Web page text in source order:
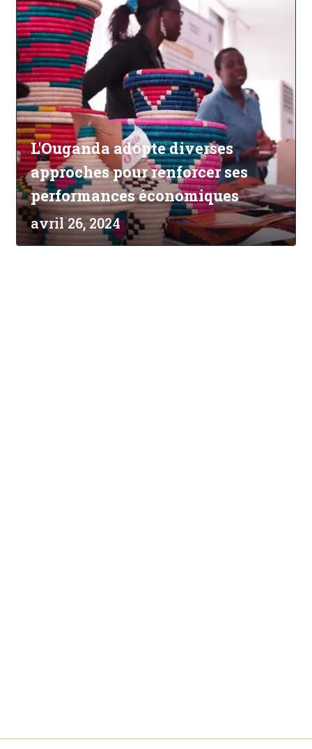
L'Ouganda adopte diverses
approches pour renforcer ses
performances économiques
avril 26, 2024